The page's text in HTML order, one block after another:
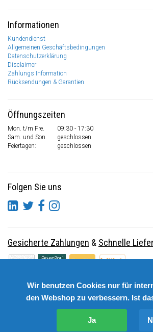
Informationen
Kundendienst
Allgemeinen Geschäftsbedingungen
Datenschutzerklärung
Disclaimer
Zahlungs Information
Rücksendungen & Garantien
Öffnungszeiten
Mon. t/m Fre.
09:30 - 17:30
Sam. und Son.
geschlossen
Feiertagen:
geschlossen
Folgen Sie uns
Gesicherte Zahlungen & Schnelle
Wir benutzen Cookies nur für
den Webshop zu verbessern. Ist
Ja